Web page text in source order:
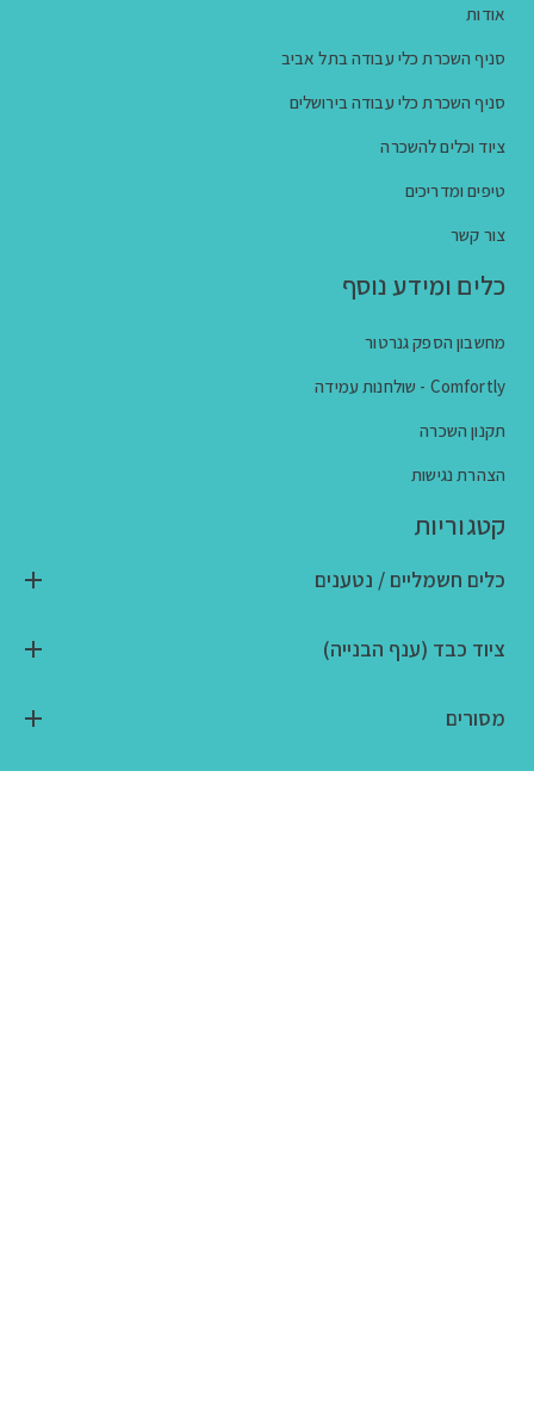
אודות
סניף השכרת כלי עבודה בתל אביב
סניף השכרת כלי עבודה בירושלים
ציוד וכלים להשכרה
טיפים ומדריכים
צור קשר
כלים ומידע נוסף
מחשבון הספק גנרטור
Comfortly - שולחנות עמידה
תקנון השכרה
הצהרת נגישות
קטגוריות
כלים חשמליים / נטענים
ציוד כבד (ענף הבנייה)
מסורים